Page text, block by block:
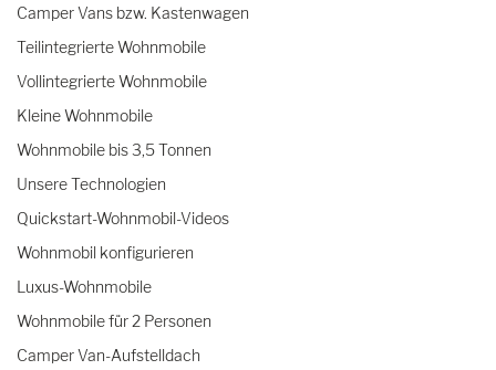
Camper Vans bzw. Kastenwagen
Teilintegrierte Wohnmobile
Vollintegrierte Wohnmobile
Kleine Wohnmobile
Wohnmobile bis 3,5 Tonnen
Unsere Technologien
Quickstart-Wohnmobil-Videos
Wohnmobil konfigurieren
Luxus-Wohnmobile
Wohnmobile für 2 Personen
Camper Van-Aufstelldach